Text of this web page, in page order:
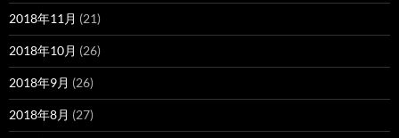
2018年11月 (21)
2018年10月 (26)
2018年9月 (26)
2018年8月 (27)